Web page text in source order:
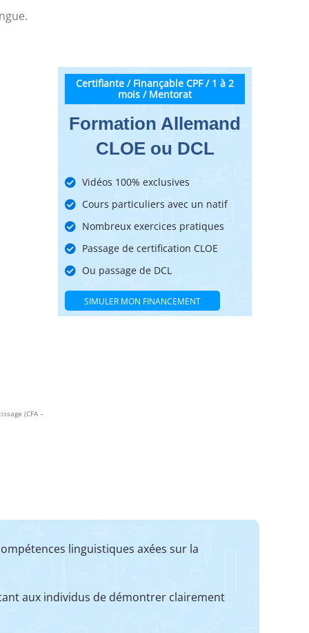
(CFA –
Certifiante / Finançable CPF / 1 à 2
mois / Mentorat
Formation Allemand
CLOE ou DCL
Vidéos 100% exclusives
Cours particuliers avec un natif
Nombreux exercices pratiques
Passage de certification CLOE
Ou passage de DCL
SIMULER MON FINANCEMENT
linguistiques axées sur la
aux individus de démontrer clairement